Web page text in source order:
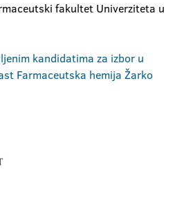
fakultet Univerziteta u
kandidatima za izbor u
Farmaceutska hemija Žarko